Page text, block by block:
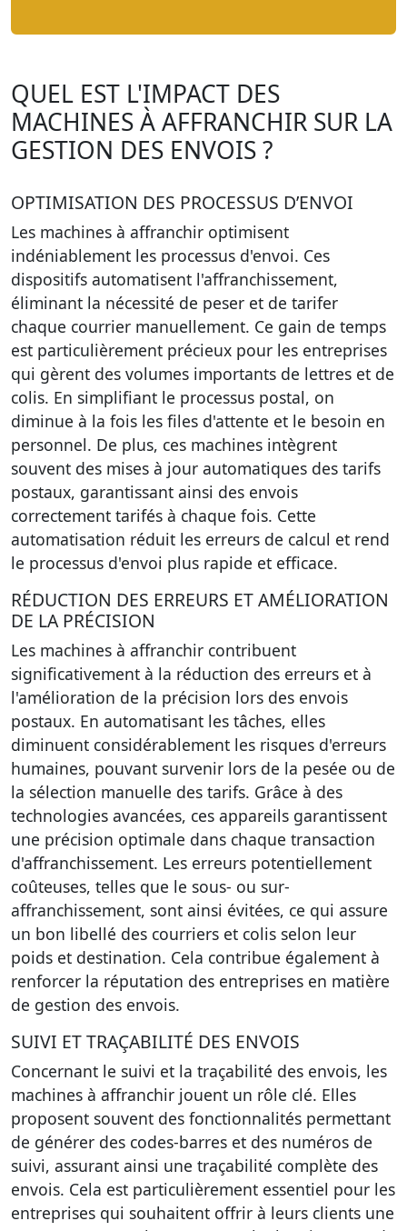
QUEL EST L'IMPACT DES
MACHINES À AFFRANCHIR SUR LA
GESTION DES ENVOIS ?
OPTIMISATION DES PROCESSUS D’ENVOI
Les machines à affranchir optimisent
indéniablement les processus d'envoi. Ces
dispositifs automatisent l'affranchissement,
éliminant la nécessité de peser et de tarifer
chaque courrier manuellement. Ce gain de temps
est particulièrement précieux pour les entreprises
qui gèrent des volumes importants de lettres et de
colis. En simplifiant le processus postal, on
diminue à la fois les files d'attente et le besoin en
personnel. De plus, ces machines intègrent
souvent des mises à jour automatiques des tarifs
postaux, garantissant ainsi des envois
correctement tarifés à chaque fois. Cette
automatisation réduit les erreurs de calcul et rend
le processus d'envoi plus rapide et efficace.
RÉDUCTION DES ERREURS ET AMÉLIORATION
DE LA PRÉCISION
Les machines à affranchir contribuent
significativement à la réduction des erreurs et à
l'amélioration de la précision lors des envois
postaux. En automatisant les tâches, elles
diminuent considérablement les risques d'erreurs
humaines, pouvant survenir lors de la pesée ou de
la sélection manuelle des tarifs. Grâce à des
technologies avancées, ces appareils garantissent
une précision optimale dans chaque transaction
d'affranchissement. Les erreurs potentiellement
coûteuses, telles que le sous- ou sur-
affranchissement, sont ainsi évitées, ce qui assure
un bon libellé des courriers et colis selon leur
poids et destination. Cela contribue également à
renforcer la réputation des entreprises en matière
de gestion des envois.
SUIVI ET TRAÇABILITÉ DES ENVOIS
Concernant le suivi et la traçabilité des envois, les
machines à affranchir jouent un rôle clé. Elles
proposent souvent des fonctionnalités permettant
de générer des codes-barres et des numéros de
suivi, assurant ainsi une traçabilité complète des
envois. Cela est particulièrement essentiel pour les
entreprises qui souhaitent offrir à leurs clients une